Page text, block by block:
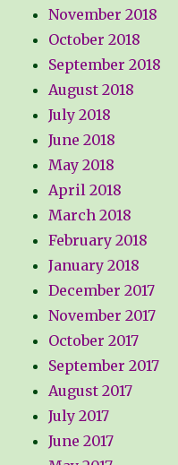
November 2018
October 2018
September 2018
August 2018
July 2018
June 2018
May 2018
April 2018
March 2018
February 2018
January 2018
December 2017
November 2017
October 2017
September 2017
August 2017
July 2017
June 2017